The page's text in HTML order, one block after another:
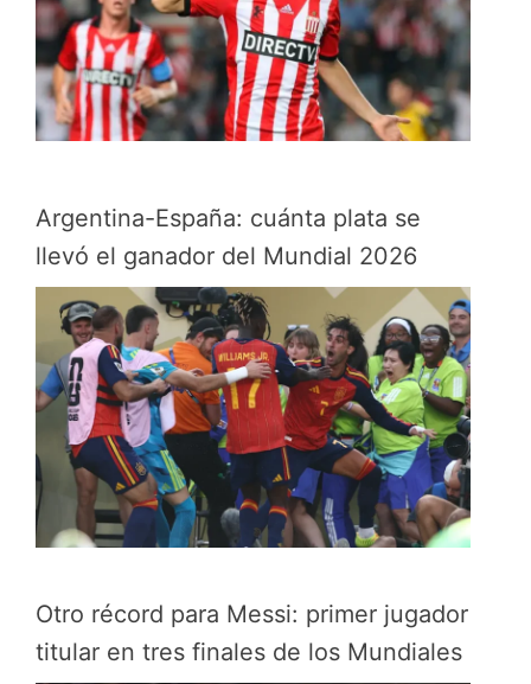
Argentina-España: cuánta plata se
llevó el ganador del Mundial 2026
Otro récord para Messi: primer jugador
titular en tres finales de los Mundiales